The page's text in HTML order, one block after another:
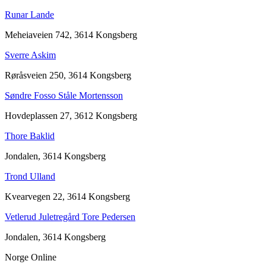
Runar Lande
Meheiaveien 742, 3614 Kongsberg
Sverre Askim
Røråsveien 250, 3614 Kongsberg
Søndre Fosso Ståle Mortensson
Hovdeplassen 27, 3612 Kongsberg
Thore Baklid
Jondalen, 3614 Kongsberg
Trond Ulland
Kvearvegen 22, 3614 Kongsberg
Vetlerud Juletregård Tore Pedersen
Jondalen, 3614 Kongsberg
Norge Online